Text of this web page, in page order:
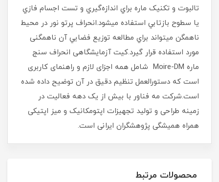
تالبوت و تکنيک ماره براي اندازه‌گيري و تست اجسام فازي
يا سطوح بازتابي استفاده می‏شود.انحراف پرتو نور در محيط
ناهمگن مي‏تواند براي مطالعه توزيع فضايي آن ناهمگنی
مورد استفاده قرار گیرد.کیت آزمایشگاهی انحراف سنج
ماره Moire-DM شامل همه اجزای لازم و راهنمای کاربری
است که دستورالعمل تنظیم دقیق در آن توضیح داده شده
است.شرکت مه فناور با بیش از یک دهه فعالیت در
زمینه طراحی و تولید تجهیزات اپتومکانیک و میز اپتیکی
همراه همیشگی پژوهشگران ایرانی است.
محصولات مرتبط